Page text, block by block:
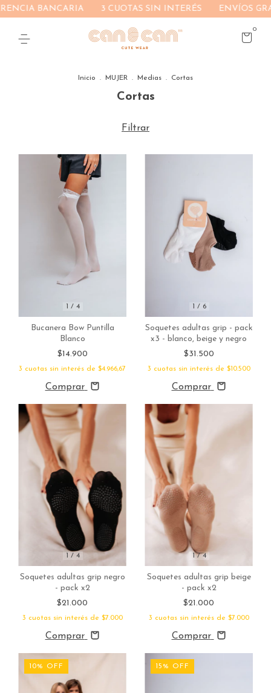
3 CUOTAS SIN INTERÉS ENVÍOS GRATIS EN
0
Inicio . MUJER . Medias . Cortas
Cortas
Filtrar
1 / 4
Bucanera Bow Puntilla
Blanco
$14.900
3 cuotas sin interés de $4.966,67
Comprar
1 / 6
Soquetes adultas grip - pack
x3 - blanco, beige y negro
$31.500
3 cuotas sin interés de $10.500
Comprar
1 / 4
Soquetes adultas grip negro
- pack x2
$21.000
3 cuotas sin interés de $7.000
Comprar
1/4
Soquetes adultas grip beige
- pack x2
$21.000
3 cuotas sin interés de $7.000
Comprar
10% OFF 15 % OFF